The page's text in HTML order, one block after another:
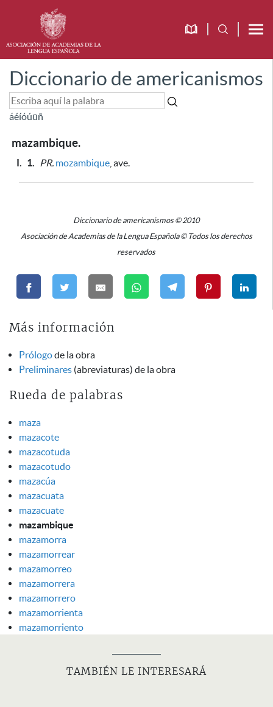
Diccionario de americanismos
áéíóúüñ
mazambique.
I. 1. PR. mozambique , ave.
Diccionario de americanismos © 2010
Asociación de Academias de la Lengua Española © Todos los derechos
reservados
Más información
Prólogode la obra
Preliminares (abreviaturas) de la obra
Rueda de palabras
maza
mazacote
mazacotuda
mazacotudo
mazacúa
mazacuata
mazacuate
mazambique
mazamorra
mazamorrear
mazamorreo
mazamorrera
mazamorrero
mazamorrienta
mazamorriento
TAMBIÉN LE INTERESARÁ